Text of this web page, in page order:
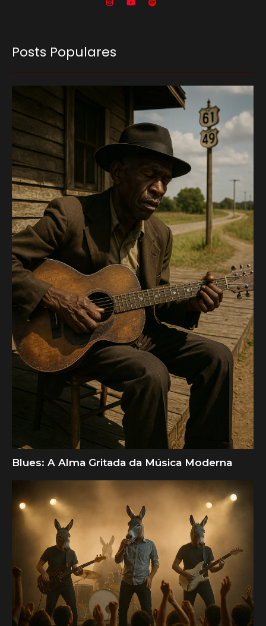
Posts Populares
Blues: A Alma Gritada da Música Moderna